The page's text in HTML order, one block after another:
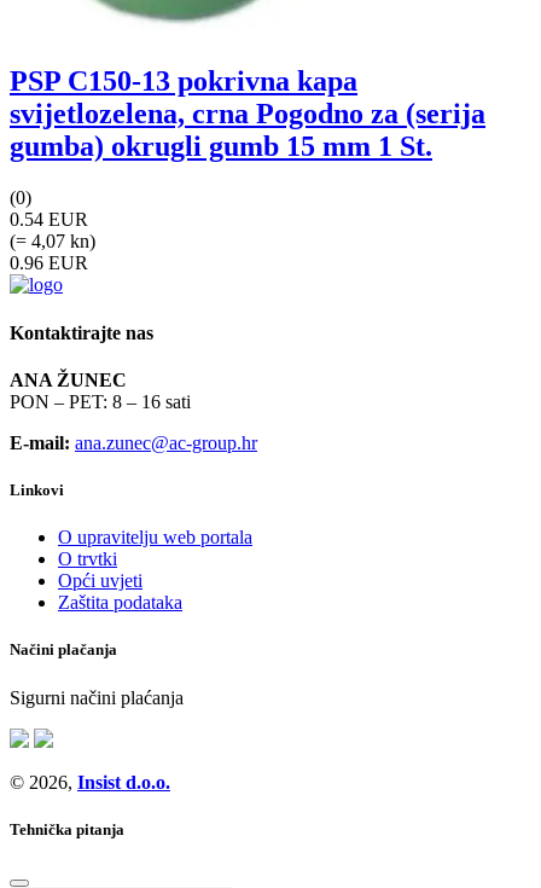
PSP C150-13 pokrivna kapa
svijetlozelena, crna Pogodno za (serija
gumba) okrugli gumb 15 mm 1 St.
(0)
0.54 EUR
(= 4,07 kn)
0.96 EUR
Kontaktirajte nas
ANA ŽUNEC
PON – PET: 8 – 16 sati
E-mail: ana.zunec@ac-group.hr
Linkovi
O upravitelju web portala
O trvtki
Opći uvjeti
Zaštita podataka
Načini plačanja
Sigurni načini plaćanja
© 2026, Insist d.o.o.
Tehnička pitanja